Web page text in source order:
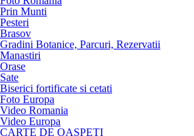
Prin Munti
Pesteri
Brasov
Gradini Botanice, Parcuri, Rezervatii
Manastiri
Orase
Sate
Biserici fortificate si cetati
Foto Europa
Video Romania
Video Europa
CARTE DE OASPETI